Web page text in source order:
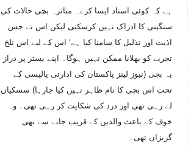
ہے کہ کوئی استاد ایسا کرے۔ متاثرہ بچی حالات کی
سنگینی کا ادراک نہیں کرسکتی لیکن اس نے جس
اذیت اور تذلیل کا سامنا کیا ہے‘ اس کے لیے اس تلخ
تجربے کو بھلانا ممکن نہیں ہوگا۔ اپنے بستر پر دراز
یہ بچی (نیوز لینز پاکستان کی ادارتی پالیسی کے
تحت اس بچی کا نام ظاہر نہیں کیا جارہا) سسکیاں
لے رہی تھی اور درد کی شکایت کر رہی تھی۔ وہ
خوف کے باعث والدین کے قریب جانے سے بھی
گریزاں تھی۔